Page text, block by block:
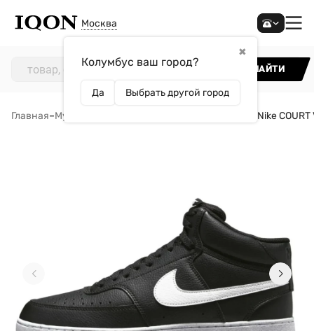
Москва
✖
Колумбус ваш город?
Да Выбрать другой город
НАЙТИ
Главная–Мужчинам Кроссовки Nike